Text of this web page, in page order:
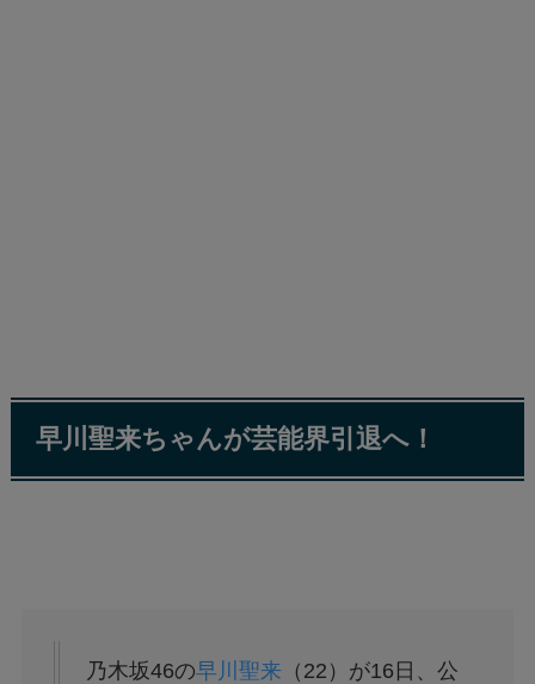
早川聖来ちゃんが芸能界引退へ！
乃木坂46の早川聖来 （22）が16日、公